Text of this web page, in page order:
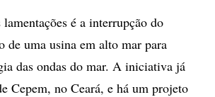
é a interrupção do
de uma usina em alto mar para
das ondas do mar. A iniciativa já
Cepem, no Ceará, e há um projeto